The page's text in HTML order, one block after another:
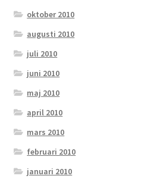
oktober 2010
augusti 2010
juli 2010
juni 2010
maj 2010
april 2010
mars 2010
februari 2010
januari 2010